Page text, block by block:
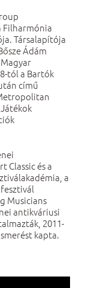
Filharmónia
Társalapítója
Ádám
tól a Bartók
című
Classic és a
a
Musicians
antikváriusi
2011-
kapta.